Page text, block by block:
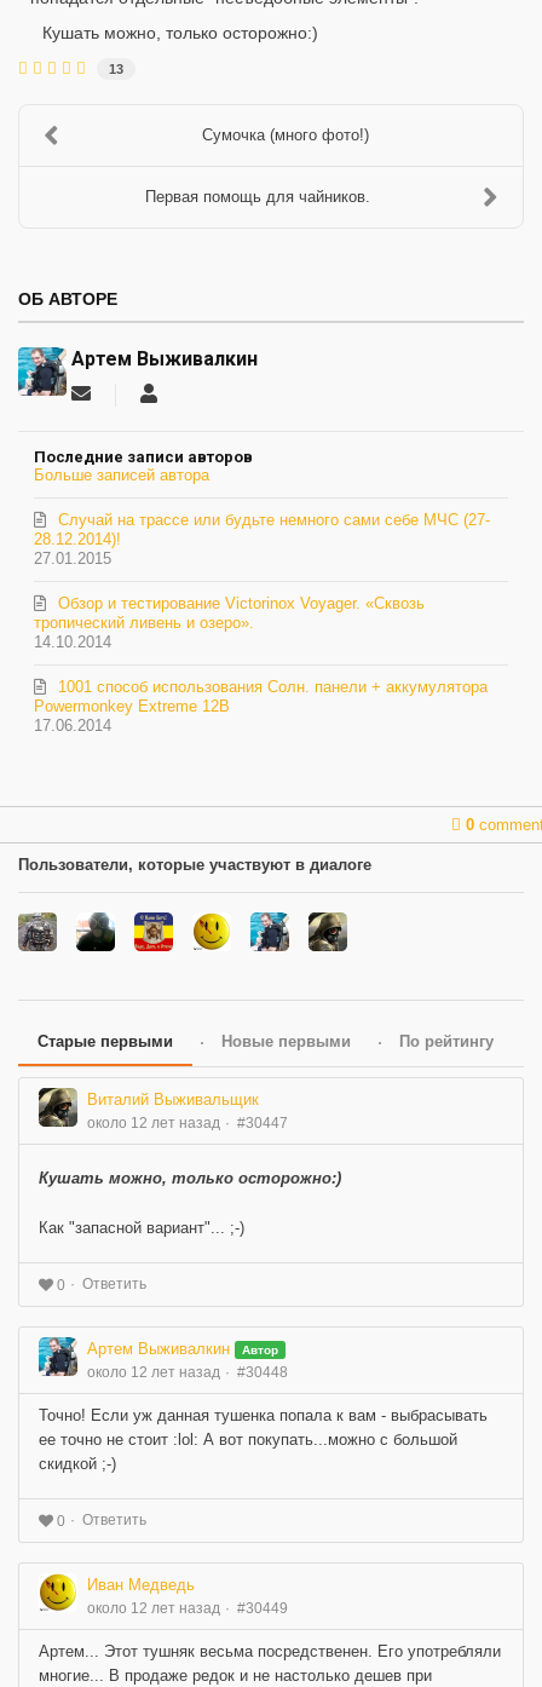
Кушать можно, только осторожно:)
13
Сумочка (много фото!)
Первая помощь для чайников.
ОБ АВТОРЕ
Артем Выживалкин
Подписаться
автора
Последние записи авторов
Больше записей автора
27.01.2015
Случай на трассе или будьте немного сами себе МЧС (27-
28.12.2014)!
14.10.2014
Обзор и тестирование Victorinox Voyager. «Сквозь
тропический ливень и озеро».
17.06.2014
1001 способ использования Солн. панели + аккумулятора
Powermonkey Extreme 12В
0
Пользователи, которые участвуют в диалоге
Старые первыми Новые первыми По рейтингу
Виталий Выживальщик
около 12 лет назад #30447
Кушать можно, только осторожно:)
Как "запасной вариант"... ;-)
0 Ответить
Артем Выживалкин Автор
около 12 лет назад #30448
Точно! Если уж данная тушенка попала к вам - выбрасывать
ее точно не стоит :lol: А вот покупать...можно с большой
скидкой ;-)
0 Ответить
Иван Медведь
около 12 лет назад #30449
Артем... Этот тушняк весьма посредственен. Его употребляли
многие... В продаже редок и не настолько дешев при